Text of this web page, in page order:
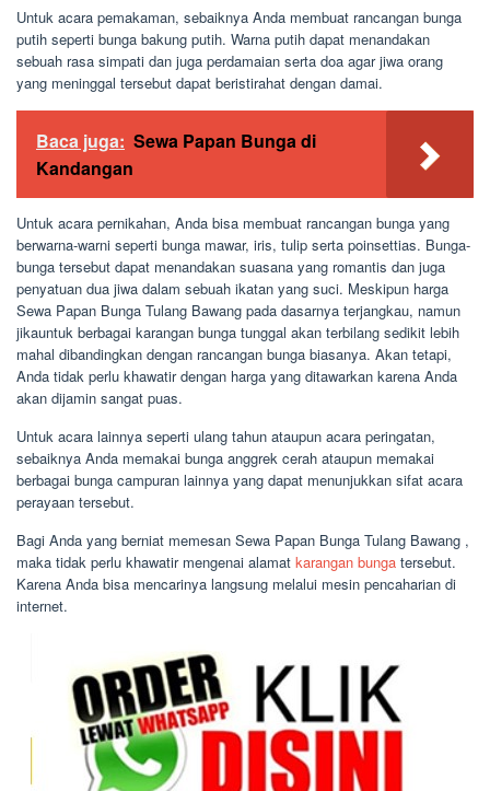
Untuk acara pemakaman, sebaiknya Anda membuat rancangan bunga
putih seperti bunga bakung putih. Warna putih dapat menandakan
sebuah rasa simpati dan juga perdamaian serta doa agar jiwa orang
yang meninggal tersebut dapat beristirahat dengan damai.
Baca juga: Sewa Papan Bunga di
Kandangan
Untuk acara pernikahan, Anda bisa membuat rancangan bunga yang
berwarna-warni seperti bunga mawar, iris, tulip serta poinsettias. Bunga-
bunga tersebut dapat menandakan suasana yang romantis dan juga
penyatuan dua jiwa dalam sebuah ikatan yang suci. Meskipun harga
Sewa Papan Bunga Tulang Bawang pada dasarnya terjangkau, namun
jikauntuk berbagai karangan bunga tunggal akan terbilang sedikit lebih
mahal dibandingkan dengan rancangan bunga biasanya. Akan tetapi,
Anda tidak perlu khawatir dengan harga yang ditawarkan karena Anda
akan dijamin sangat puas.
Untuk acara lainnya seperti ulang tahun ataupun acara peringatan,
sebaiknya Anda memakai bunga anggrek cerah ataupun memakai
berbagai bunga campuran lainnya yang dapat menunjukkan sifat acara
perayaan tersebut.
Bagi Anda yang berniat memesan Sewa Papan Bunga Tulang Bawang ,
maka tidak perlu khawatir mengenai alamat karangan bunga tersebut.
Karena Anda bisa mencarinya langsung melalui mesin pencaharian di
internet.